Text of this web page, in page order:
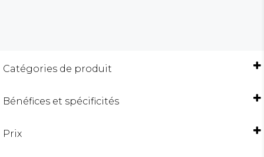
Catégories de produit
Bénéfices et spécificités
BRILLANCE
Prix